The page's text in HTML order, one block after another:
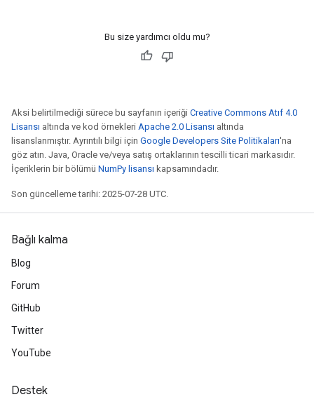
Bu size yardımcı oldu mu?
Aksi belirtilmediği sürece bu sayfanın içeriği Creative Commons Atıf 4.0
Lisansı altında ve kod örnekleri Apache 2.0 Lisansı altında
lisanslanmıştır. Ayrıntılı bilgi için Google Developers Site Politikaları'na
göz atın. Java, Oracle ve/veya satış ortaklarının tescilli ticari markasıdır.
İçeriklerin bir bölümü NumPy lisansı kapsamındadır.
Son güncelleme tarihi: 2025-07-28 UTC.
Bağlı kalma
Blog
Forum
GitHub
Twitter
YouTube
Destek